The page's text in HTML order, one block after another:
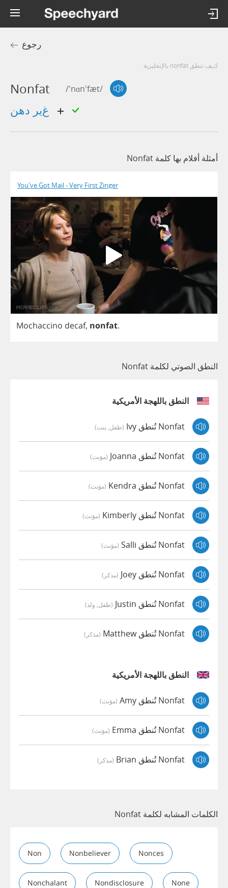
رجوع
كيف تنطق nonfat بالإنجليزية
Nonfat /'nɑn'fæt/
أمثلة أفلام بها كلمة Nonfat
You've Got Mail - Very First Zinger
Mochaccino decaf, nonfat.
النطق الصوتي لكلمة Nonfat
النطق باللهجة الأمريكية
Nonfat تُنطق Ivy (طفل, بنت)
Nonfat تُنطق Joanna (مؤنث)
Nonfat تُنطق Kendra (مؤنث)
Nonfat تُنطق Kimberly (مؤنث)
Nonfat تُنطق Salli (مؤنث)
Nonfat تُنطق Joey (مذكر)
Nonfat تُنطق Justin (طفل, ولد)
Nonfat تُنطق Matthew (مذكر)
النطق باللهجة الأمريكية
Nonfat تُنطق Amy (مؤنث)
Nonfat تُنطق Emma (مؤنث)
Nonfat تُنطق Brian (مذكر)
الكلمات المشابه لكلمة Nonfat
Non Nonbeliever Nonces
Nonchalant Nondisclosure None